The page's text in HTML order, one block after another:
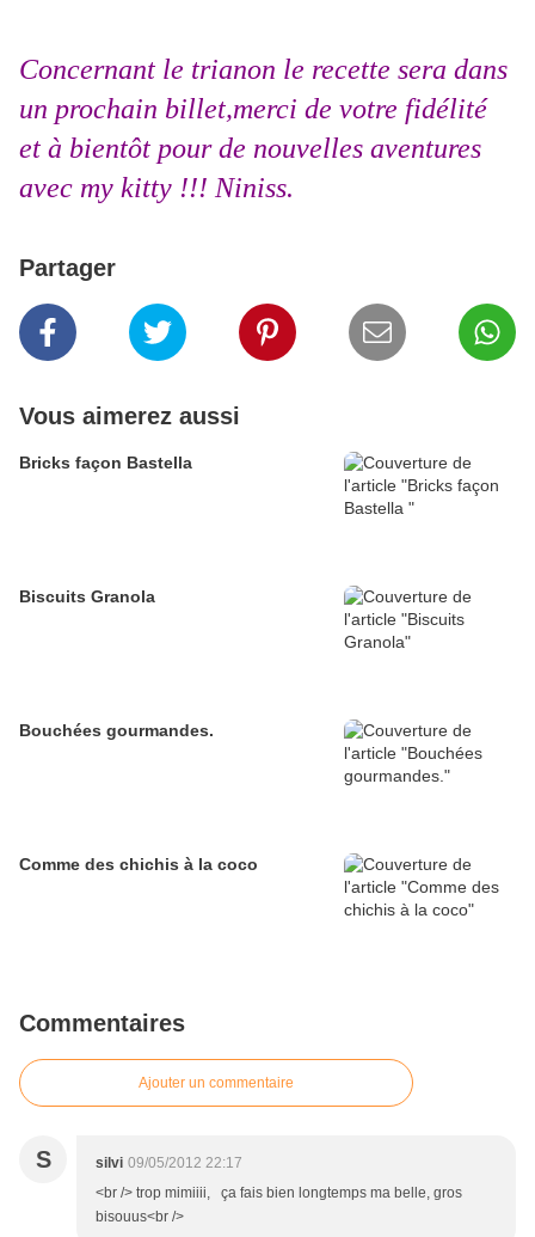
Concernant le trianon le recette sera dans
un prochain billet,merci de votre fidélité
et à bientôt pour de nouvelles aventures
avec my kitty !!! Niniss.
Partager
Vous aimerez aussi
Bricks façon Bastella
Biscuits Granola
Bouchées gourmandes.
Comme des chichis à la coco
Commentaires
Ajouter un commentaire
S silvi 09/05/2012 22:17
<br /> trop mimiiii, ça fais bien longtemps ma belle, gros
bisouus<br />